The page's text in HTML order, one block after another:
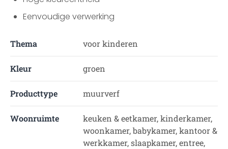
Eenvoudige verwerking
Thema voor kinderen
Kleur groen
Producttype muurverf
Woonruimte
keuken & eetkamer, kinderkamer,
woonkamer, babykamer, kantoor &
werkkamer, slaapkamer, entree,